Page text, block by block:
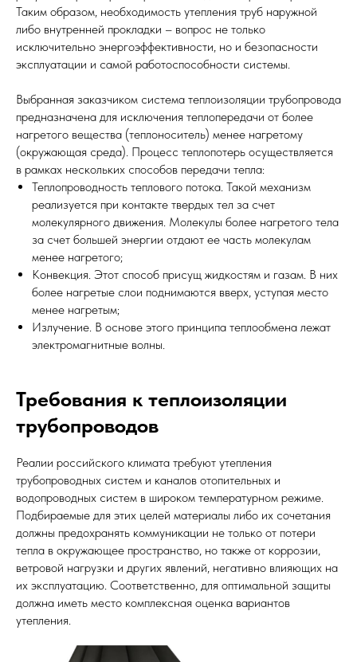
Таким образом, необходимость утепления труб наружной
либо внутренней прокладки – вопрос не только
исключительно энергоэффективности, но и безопасности
эксплуатации и самой работоспособности системы.
Выбранная заказчиком система теплоизоляции трубопровода
предназначена для исключения теплопередачи от более
нагретого вещества (теплоноситель) менее нагретому
(окружающая среда). Процесс теплопотерь осуществляется
в рамках нескольких способов передачи тепла:
Теплопроводность теплового потока. Такой механизм
реализуется при контакте твердых тел за счет
молекулярного движения. Молекулы более нагретого тела
за счет большей энергии отдают ее часть молекулам
менее нагретого;
Конвекция. Этот способ присущ жидкостям и газам. В них
более нагретые слои поднимаются вверх, уступая место
менее нагретым;
Излучение. В основе этого принципа теплообмена лежат
электромагнитные волны.
Требования к теплоизоляции
трубопроводов
Реалии российского климата требуют утепления
трубопроводных систем и каналов отопительных и
водопроводных систем в широком температурном режиме.
Подбираемые для этих целей материалы либо их сочетания
должны предохранять коммуникации не только от потери
тепла в окружающее пространство, но также от коррозии,
ветровой нагрузки и других явлений, негативно влияющих на
их эксплуатацию. Соответственно, для оптимальной защиты
должна иметь место комплексная оценка вариантов
утепления.